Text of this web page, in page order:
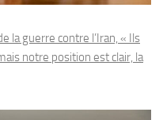
la guerre contre l’Iran, « Ils
notre position est clair, la